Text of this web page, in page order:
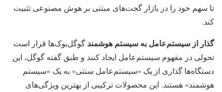
تا سهم خود را در بازار گجت‌های مبتنی بر هوش مصنوعی تثبیت
کند.
گذار از سیستم‌عامل به سیستم هوشمند گوگل‌بوک‌ها قرار است
تحولی در مفهوم سیستم‌عامل ایجاد کنند و طبق گفته گوگل، این
دستگاه‌ها گذاری از یک «سیستم‌عامل سنتی» به یک «سیستم
هوشمند» هستند. این محصولات ترکیبی از بهترین ویژگی‌های